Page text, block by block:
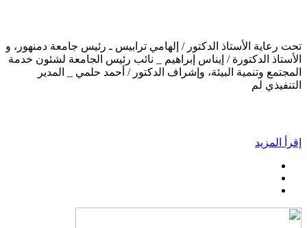
تحت رعاية الأستاذ الدكتور / إلهامي ترابيس ـ رئيس جامعة دمنهور، و
الأستاذ الدكتورة / إيناس إبراهيم _ نائب رئيس الجامعة لشئون خدمة
المجتمع وتنمية البيئة، وإشراف الدكتور / أحمد حلمي _ المدير
التنفيذي لم
إقرأ المزيد